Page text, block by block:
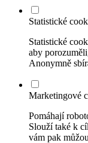
Statistické
Statistické
aby
Anonymně
Marketingové
Pomáhají
Slouží také k
vám pak